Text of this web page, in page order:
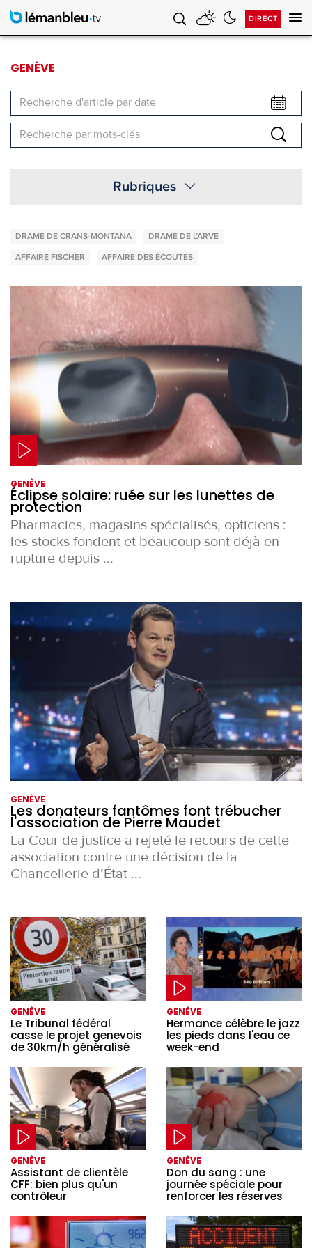
DIRECT
la
GENÈVE
Rubriques
DRAME DE CRANS-MONTANA
DRAME DE L’ARVE
AFFAIRE FISCHER
AFFAIRE DES ÉCOUTES
GENÈVE
Éclipse solaire: ruée sur les lunettes de
protection
Pharmacies, magasins spécialisés, opticiens :
les stocks fondent et beaucoup sont déjà en
rupture depuis ...
GENÈVE
Les donateurs fantômes font trébucher
l'association de Pierre Maudet
La Cour de justice a rejeté le recours de cette
association contre une décision de la
Chancellerie d’État ...
GENÈVE
Le Tribunal fédéral
casse le projet genevois
de 30km/h généralisé
GENÈVE
Hermance célèbre le jazz
les pieds dans l'eau ce
week-end
GENÈVE
Assistant de clientèle
CFF: bien plus qu'un
contrôleur
GENÈVE
Don du sang : une
journée spéciale pour
renforcer les réserves